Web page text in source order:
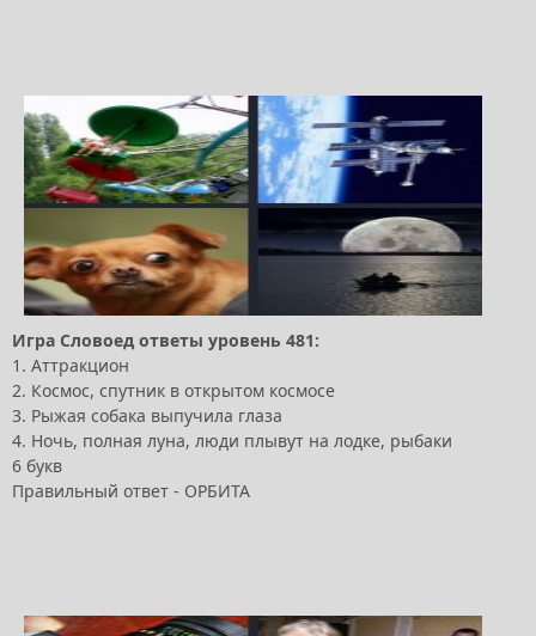
Игра Словоед ответы уровень 481:
1. Аттракцион
2. Космос, спутник в открытом космосе
3. Рыжая собака выпучила глаза
4. Ночь, полная луна, люди плывут на лодке, рыбаки
6 букв
Правильный ответ - ОРБИТА